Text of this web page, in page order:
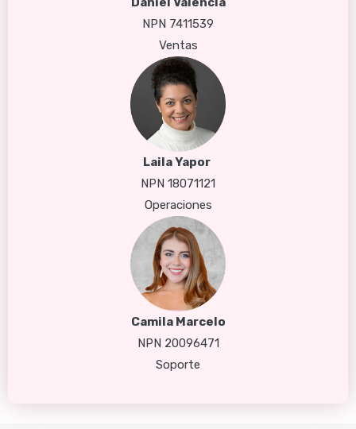
NPN 7411539
Ventas
Laila Yapor
NPN 18071121
Operaciones
Camila Marcelo
NPN 20096471
Soporte